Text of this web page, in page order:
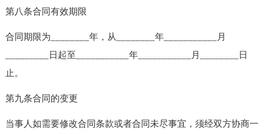
第八条合同有效期限
合同期限为________年，从________年___________月
_________日起至___________年___________月________日
止。
第九条合同的变更
当事人如需要修改合同条款或者合同未尽事宜，须经双方协商一